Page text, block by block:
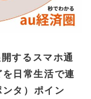
するスマホ通
日常生活で連
タ）ポイン